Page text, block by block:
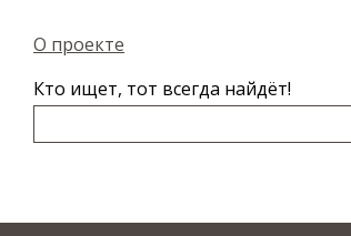
О проекте
Кто ищет, тот всегда найдёт!